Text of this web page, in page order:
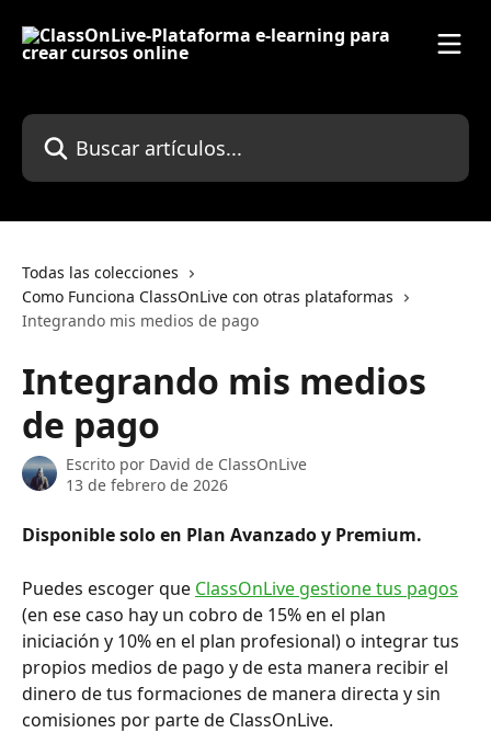
Buscar artículos...
Todas las colecciones
Como Funciona ClassOnLive con otras plataformas
Integrando mis medios de pago
Integrando mis medios
de pago
Escrito por David de ClassOnLive
13 de febrero de 2026
Disponible solo en Plan Avanzado y Premium.
Puedes escoger que ClassOnLive gestione tus pagos
(en ese caso hay un cobro de 15% en el plan
iniciación y 10% en el plan profesional) o integrar tus
propios medios de pago y de esta manera recibir el
dinero de tus formaciones de manera directa y sin
comisiones por parte de ClassOnLive.